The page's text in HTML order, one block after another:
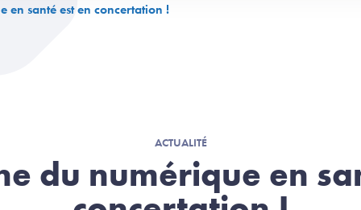
en santé est en concertation !
ACTUALITÉ
du numérique en